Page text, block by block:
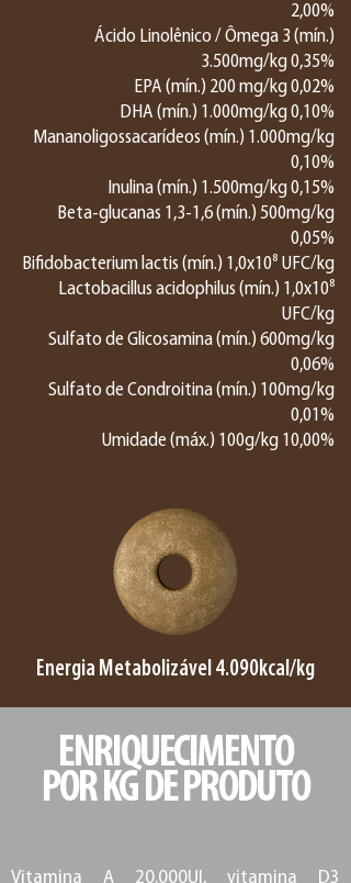
2,00%
Ácido Linolênico / Ômega 3 (mín.)
3.500mg/kg 0,35%
EPA (mín.) 200 mg/kg 0,02%
DHA (mín.) 1.000mg/kg 0,10%
Mananoligossacarídeos (mín.) 1.000mg/kg
0,10%
Inulina (mín.) 1.500mg/kg 0,15%
Beta-glucanas 1,3-1,6 (mín.) 500mg/kg
0,05%
Bifidobacterium lactis (mín.) 1,0x10⁸ UFC/kg
Lactobacillus acidophilus (mín.) 1,0x10⁸
UFC/kg
Sulfato de Glicosamina (mín.) 600mg/kg
0,06%
Sulfato de Condroitina (mín.) 100mg/kg
0,01%
Umidade (máx.) 100g/kg 10,00%
Energia Metabolizável 4.090kcal/kg
ENRIQUECIMENTO
POR KG DE PRODUTO
Vitamina A 20.000UI, vitamina D3